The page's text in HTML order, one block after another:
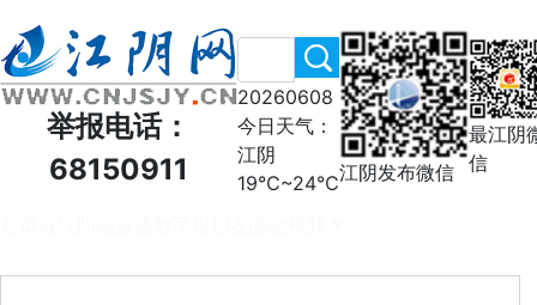
举报电话：
68150911
20260608
今日天气：
江阴
19℃~24℃江阴发布微信
最江阴
信